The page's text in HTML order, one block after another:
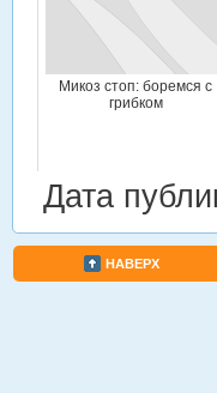
Микоз стоп: боремся с
грибком
Дата
НАВЕРХ